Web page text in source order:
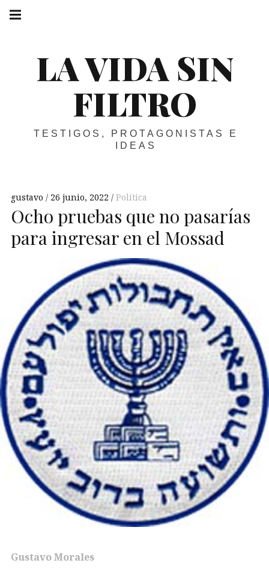
Skip
LA VIDA SIN
FILTRO
TESTIGOS, PROTAGONISTAS E
IDEAS
navigation
gustavo 26 junio, 2022 Política
Ocho pruebas que no pasarías
para ingresar en el Mossad
Gustavo Morales